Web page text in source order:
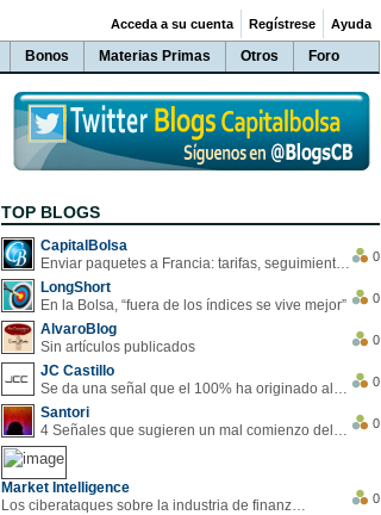
Bonos Materias Primas Otros Foro
Acceda a su cuenta Regístrese Ayuda
TOP BLOGS
CapitalBolsa
Enviar paquetes a Francia: tarifas, seguimiento y ventajas destacadas
0
LongShort
En la Bolsa, “fuera de los índices se vive mejor”
0
AlvaroBlog
Sin artículos publicados
0
JC Castillo
Se da una señal que el 100% ha originado alzas en las bolsas
0
Santori
4 Señales que sugieren un mal comienzo del 3T de la economía EEUU
0
Market Intelligence
Los ciberataques sobre la industria de finanzas se han duplicado este año
0